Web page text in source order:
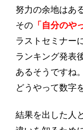
努力の余地はあ
その 「自分のや
ラストセミナー
ランキング発表
あるそうですね。
どうやって数字
結果を出した人